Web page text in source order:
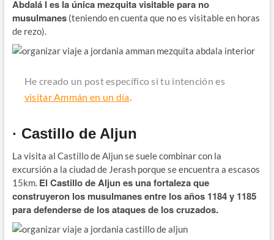
Abdalá I es la única mezquita visitable para no
musulmanes(teniendo en cuenta que no es visitable en horas
de rezo).
He creado un post específico si tu intención es
visitar Ammán en un día.
· Castillo de Aljun
La visita al Castillo de Aljun se suele combinar con la
excursión a la ciudad de Jerash porque se encuentra a escasos
15km. El Castillo de Aljun es una fortaleza que
construyeron los musulmanes entre los años 1184 y 1185
para defenderse de los ataques de los cruzados.